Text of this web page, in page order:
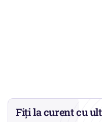
Fiți la curent cu